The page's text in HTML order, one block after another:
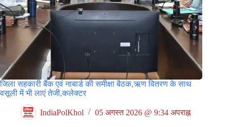
जिला सहकारी बैंक एवं नाबार्ड की समीक्षा बैठक,ऋण वितरण के साथ
वसूली में भी लाएं तेजी,कलेक्टर
IndiaPolKhol 05 अगस्त 2026 @ 9:34 अपराह्न